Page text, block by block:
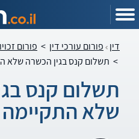
דין פורום עורכי דין > פורום
> תשלום קנס בגין הכשרה שלא
תשלום קנס
שלא התקיימה